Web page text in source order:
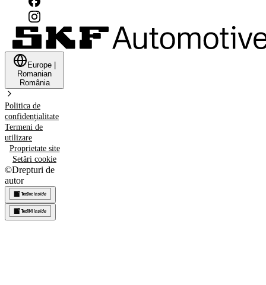
Europe
Romanian
România
Politica de
confidențialitate
Termeni de
utilizare
Proprietate site
Setări cookie
©Drepturi de
autor